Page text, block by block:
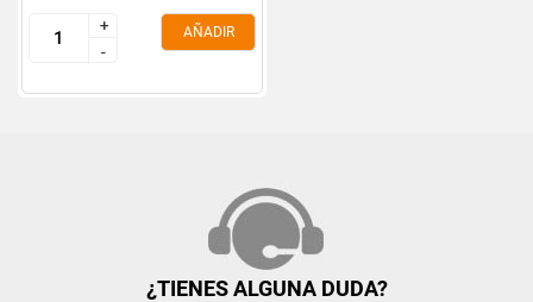
+
-
+
-
AÑADIR
¿TIENES ALGUNA DUDA?